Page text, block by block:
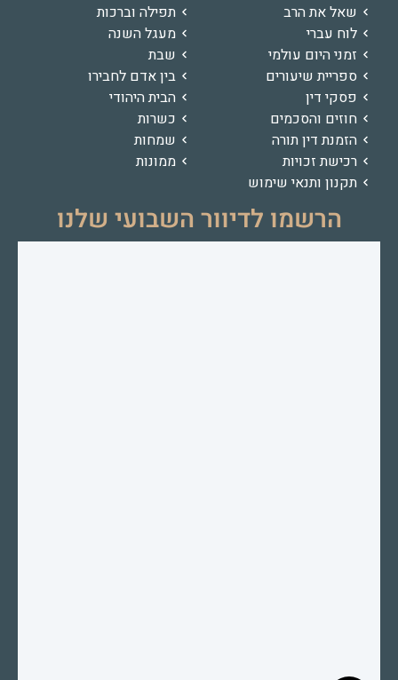
שאל את הרב
לוח עברי
זמני היום עולמי
ספריית שיעורים
פסקי דין
חוזים והסכמים
הזמנת דין תורה
רכישת זכויות
תקנון ותנאי שימוש
תפילה וברכות
מעגל השנה
שבת
בין אדם לחבירו
הבית היהודי
כשרות
שמחות
ממונות
הרשמו לדיוור השבועי שלנו